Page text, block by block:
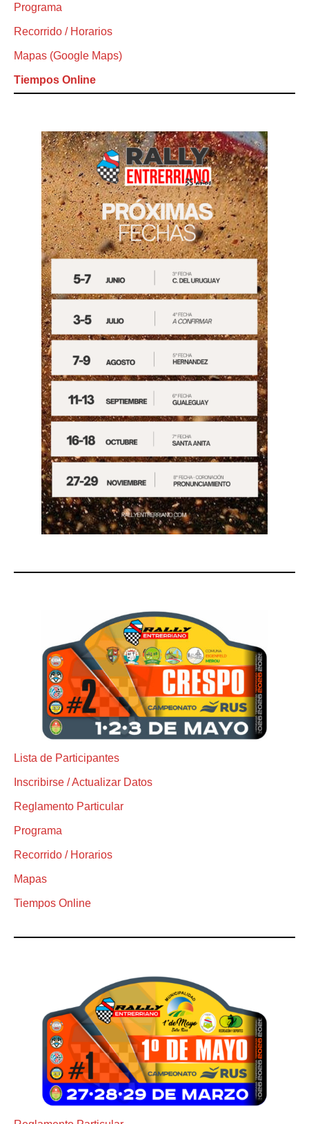
Programa
Recorrido / Horarios
Mapas (Google Maps)
Tiempos Online
Lista de Participantes
Inscribirse / Actualizar Datos
Reglamento Particular
Programa
Recorrido / Horarios
Mapas
Tiempos Online